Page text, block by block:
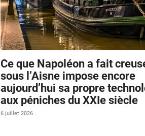
Ce que Napoléon a fait
sous l’Aisne impose encore
aujourd’hui sa propre
aux péniches du XXIe siècle
6 juillet 2026